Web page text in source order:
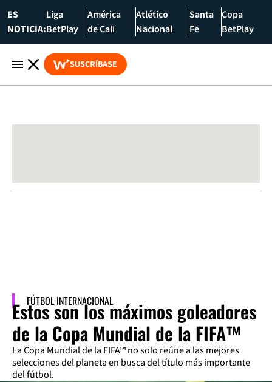
ES
NOTICIA:
Liga
BetPlay
América
de Cali
Atlético
Nacional
Santa
Fe
Copa
BetPlay
SUSCRÍBASE
FÚTBOL INTERNACIONAL
Estos son los máximos goleadores
de la Copa Mundial de la FIFA™
La Copa Mundial de la FIFA™ no solo reúne a las mejores
selecciones del planeta en busca del título más importante
del fútbol.